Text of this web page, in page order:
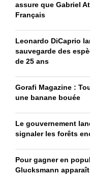
assure que Gabriel
Français
Leonardo DiCaprio
sauvegarde des
de 25 ans
Gorafi Magazine :
une banane bouée
Le gouvernement
signaler les forêts
Pour gagner en
Glucksmann